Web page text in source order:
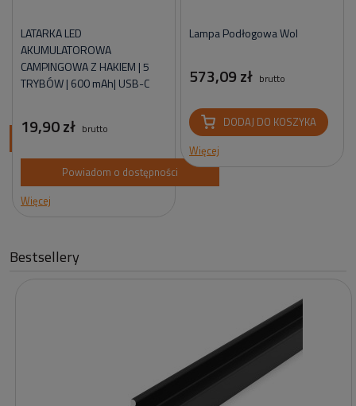
LATARKA LED
AKUMULATOROWA
CAMPINGOWA Z HAKIEM | 5
TRYBÓW | 600 mAh| USB-C
19,90 zł brutto
Powiadom o dostępności
Więcej
Lampa Podłogowa Wol
573,09 zł brutto
DODAJ DO KOSZYKA
Więcej
Bestsellery